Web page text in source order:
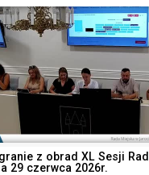
z obrad XL Sesji
29 czerwca 2026r.